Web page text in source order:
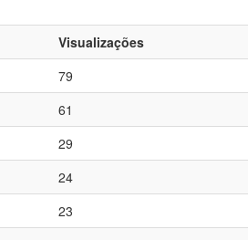
Visualizações
79
61
29
24
23